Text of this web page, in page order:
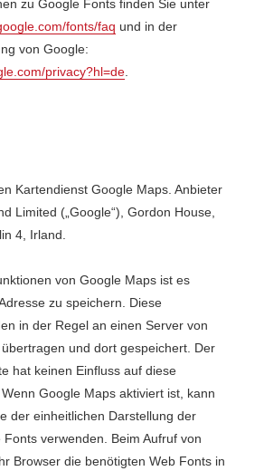
zu Google Fonts finden Sie unter
fonts/faq und in der
von Google:
privacy?hl=de
Kartendienst Google Maps. Anbieter
Limited („Google“), Gordon House,
4, Irland.
von Google Maps ist es
zu speichern. Diese
in der Regel an einen Server von
und dort gespeichert. Der
hat keinen Einfluss auf diese
Google Maps aktiviert ist, kann
der einheitlichen Darstellung der
verwenden. Beim Aufruf von
Browser die benötigten Web Fonts in